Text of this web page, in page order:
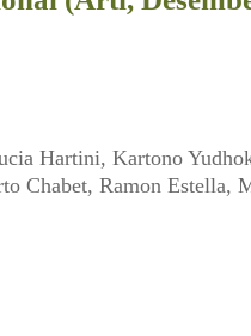
Hartini, Kartono
Chabet, Ramon Estella,